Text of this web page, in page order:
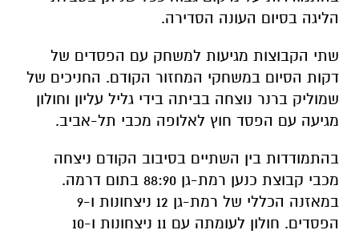
הליגה בסיום העונה הסדירה.
שתי הקבוצות מגיעות למשחק עם הפסדים של
דקות הסיום במשחקי המחזור הקודם. החניכים של
שמוליק ברנר נוצחה בביתה בידי גליל עליון וחולון
מגיעה עם הפסד חוץ לאלופה מכבי תל-אביב.
בהתמודדות בין השתיים בסיבוב הקודם ניצחה
מכבי קבוצת כנען רמת-גן 88:90 בתום דרמה.
במאזנה הכללי של רמת-גן 12 ניצחונות ו-9
הפסדים. חולון לעומתה עם 11 ניצחונות ו-10